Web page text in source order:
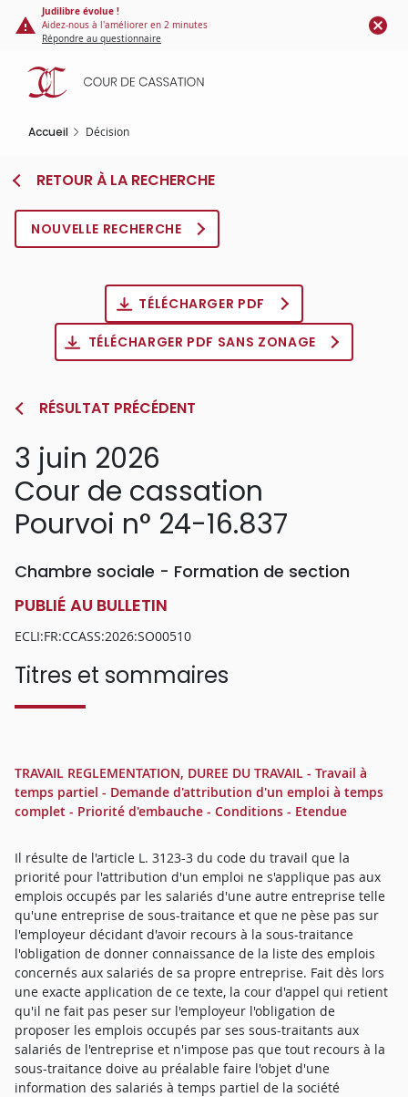
Panneau de gestion des cookies
contenu
principal
Judilibre évolue !
Aidez-nous à l'améliorer en 2 minutes
Répondre au questionnaire
Accueil Décision
RETOUR À LA RECHERCHE
NOUVELLE RECHERCHE
TÉLÉCHARGER PDF
TÉLÉCHARGER PDF SANS ZONAGE
RÉSULTAT PRÉCÉDENT
3 juin 2026
Cour de cassation
Pourvoi n° 24-16.837
Chambre sociale - Formation de section
PUBLIÉ AU BULLETIN
ECLI:FR:CCASS:2026:SO00510
Titres et sommaires
TRAVAIL REGLEMENTATION, DUREE DU TRAVAIL - Travail à
temps partiel - Demande d'attribution d'un emploi à temps
complet - Priorité d'embauche - Conditions - Etendue
Il résulte de l'article L. 3123-3 du code du travail que la
priorité pour l'attribution d'un emploi ne s'applique pas aux
emplois occupés par les salariés d'une autre entreprise telle
qu'une entreprise de sous-traitance et que ne pèse pas sur
l'employeur décidant d'avoir recours à la sous-traitance
l'obligation de donner connaissance de la liste des emplois
concernés aux salariés de sa propre entreprise. Fait dès lors
une exacte application de ce texte, la cour d'appel qui retient
qu'il ne fait pas peser sur l'employeur l'obligation de
proposer les emplois occupés par ses sous-traitants aux
salariés de l'entreprise et n'impose pas que tout recours à la
sous-traitance doive au préalable faire l'objet d'une
information des salariés à temps partiel de la société